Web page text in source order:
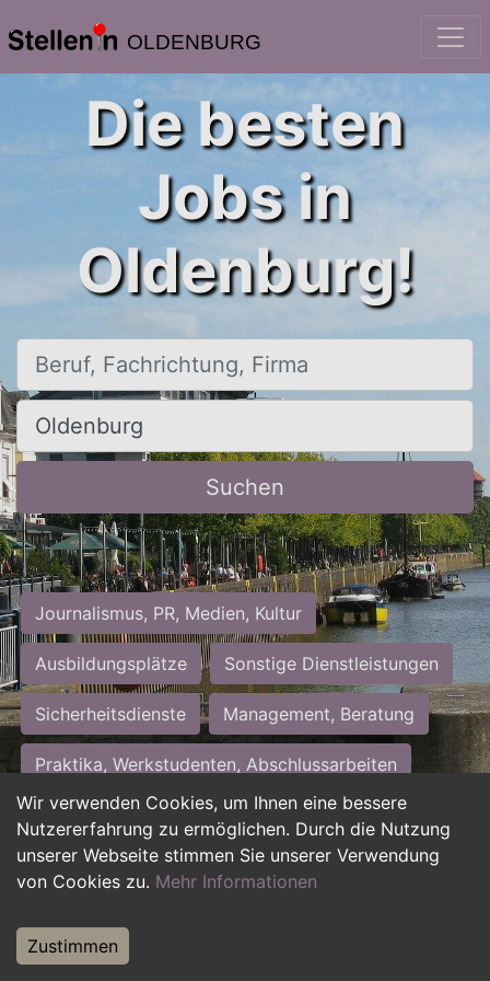
OLDENBURG
Wir verwenden Cookies, um Ihnen eine bessere
Nutzererfahrung zu ermöglichen. Durch die Nutzung
unserer Webseite stimmen Sie unserer Verwendung
von Cookies zu. Mehr Informationen
Zustimmen
Die besten
Jobs in
Oldenburg!
Beruf, Fachrichtung, Firma
Ort, Stadt
Suchen
Journalismus, PR, Medien, Kultur
Ausbildungsplätze Sonstige Dienstleistungen
Sicherheitsdienste Management, Beratung
Praktika, Werkstudenten, Abschlussarbeiten
Personalwesen Assistenz, Sekretariat
Hilfskräfte, Aushilfs- und Nebenjobs
Weiterbildung, Studium, duale Ausbildung